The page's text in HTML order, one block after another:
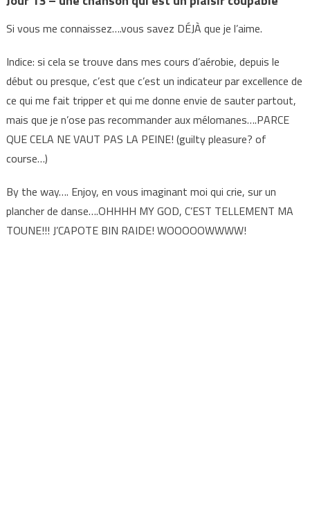
Si vous me connaissez….vous savez DÉJÀ que je l’aime.
Indice: si cela se trouve dans mes cours d’aérobie, depuis le
début ou presque, c’est que c’est un indicateur par excellence de
ce qui me fait tripper et qui me donne envie de sauter partout,
mais que je n’ose pas recommander aux mélomanes….PARCE
QUE CELA NE VAUT PAS LA PEINE! (guilty pleasure? of
course…)
By the way…. Enjoy, en vous imaginant moi qui crie, sur un
plancher de danse….OHHHH MY GOD, C’EST TELLEMENT MA
TOUNE!!! J’CAPOTE BIN RAIDE! WOOOOOWWWW!